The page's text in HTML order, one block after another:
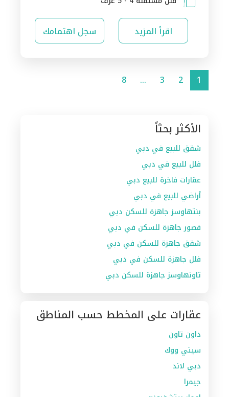
اقرأ المزيد سجل اهتمامك
1
2
3
…
8
الأكثر بحثاً
شقق للبيع في دبي
فلل للبيع في دبي
عقارات فاخرة للبيع دبي
أراضي للبيع في دبي
بنتهاوسز جاهزة للسكن دبي
قصور جاهزة للسكن في دبي
شقق جاهزة للسكن في دبي
فلل جاهزة للسكن في دبي
تاونهاوسز جاهزة للسكن دبي
عقارات على المخطط حسب المناطق
داون تاون
سيتي ووك
دبي لاند
جيمرا